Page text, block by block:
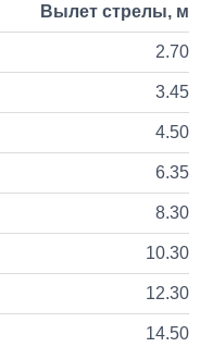
КАМАЗ
45 000
1 день
Вылет стрелы, м
2.70
3.45
4.50
6.35
8.30
10.30
12.30
14.50